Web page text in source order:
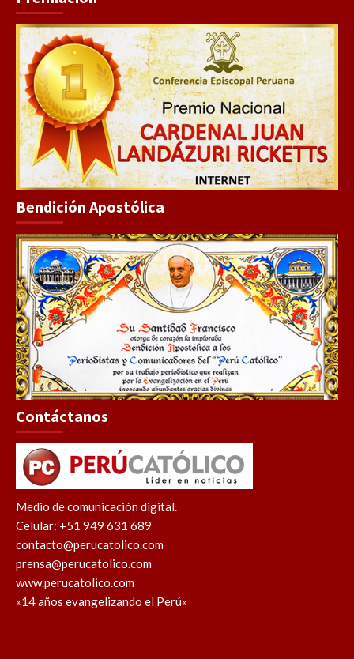
Bendición Apostólica
Contáctanos
Medio de comunicación digital.
Celular: +51 949 631 689
contacto@perucatolico.com
prensa@perucatolico.com
www.perucatolico.com
«14 años evangelizando el Perú»